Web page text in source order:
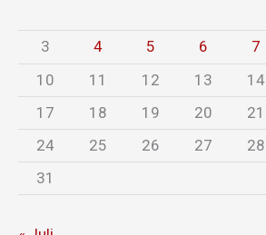
3
4 5 6 7
10
11 12 13 14
17
18 19 20 21
24
25 26 27 28
31